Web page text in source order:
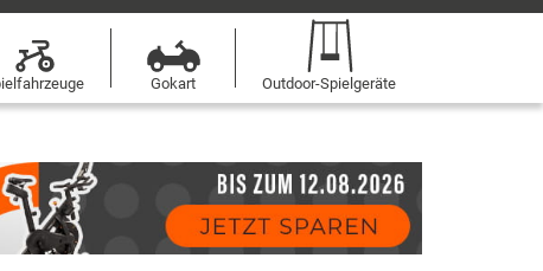
Gokart Outdoor-Spielgeräte